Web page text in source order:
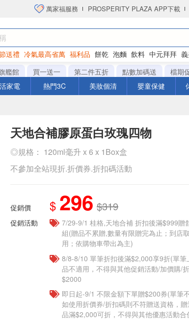
萬家福服務 PROSPERITY PLAZA APP下載
送禮 冷氣最高省萬 福利品 餅乾 泡麵 飲料 中元拜拜
艦館 買一送一 第二件五折 點數加碼送
檔期
家電 熱門3C 美妝個清 嬰童保健
天地合補膠原蛋白玫瑰四物
◎規格： 120ml毫升 x 6 x 1Box盒
不參加全站現折.折價券.折扣碼活動
促銷價 $ 296 $319
促銷活動
7/29-9/1 桂格,天地合補 折扣後滿$999贈
組(贈品不累贈,數量有限贈完為止；到店
用；依購物車帶出為主)​
8/8-8/10 單筆折扣後滿$2,000享9折(單
品不適用，不得與其他促銷活動/加價購/
$2000
即日起-9/1 不限金額下單贈$200券(單筆
如使用折價券/折扣碼則不符贈送資格，
品滿$2,000可折，不得與其他優惠活動合